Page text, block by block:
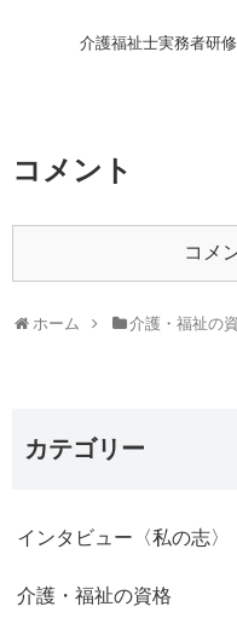
介護福祉士実務者研
コメント
コメ
ホーム 介護・福祉の
カテゴリー
インタビュー〈私の志〉
介護・福祉の資格